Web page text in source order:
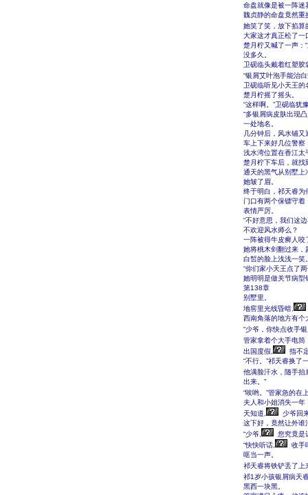
命盘就像是被一阵迷
魏贞静的命盘竟然重
她笑了笑，放下掐算
大家这才真正松了一
楚月柠又喊了一声：
没多久。
卫砚临头戴着红塑胶
“银屑艾叶泡手能治
卫砚临听见小天王的
楚月柠摇了摇头。
“这样啊。”卫砚临犹
“多银屑病皮肤出现
一处地名。
几分钟后，风水铺
车上下来好几位警察
浅水湾位置在香江太
楚月柠下车后，就找
通天的黑气从别墅上
她皱了眉。
终于明白，祁天睿为
门口有两个保镖守
表情严厉。
“不好意思，我们这
不欢迎风水师么？
一阵被得牛皮癣人咬
她将桃木剑翻过来，
白皙的脸上浅浅一笑
“你们家小天王点了
她明明是做关节病型
第138章
别墅里。
地窖里光线昏暗,
西南角落的地方有个
“少爷，你快点收手
管家拿着个大手电筒
出国度假,
指不
“不行。”祁天睿换了
他满脸汗水，随手抬
出来。”
“唉哟。”管家急的在
夫人和小姐消失一年
天知道,
少爷回
这下好，竟然让外谁
“少爷,
您究竟是
“快快听话,
收手
哐当一声。
祁天睿将铁铲丢了上
祁1岁小孩银屑病天
黑西一块黑。